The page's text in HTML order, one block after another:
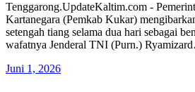
Tenggarong.UpdateKaltim.com -
Kartanegara (Pemkab Kukar)
setengah tiang selama dua hari sebagai
wafatnya Jenderal TNI (Purn.)
Juni 1, 2026